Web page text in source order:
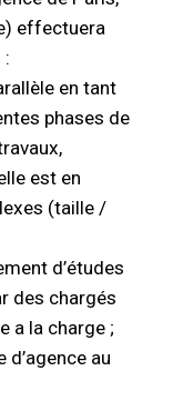
effectuera
:
en tant
phases de
est en
(taille /
d’études
des chargés
a la charge ;
au